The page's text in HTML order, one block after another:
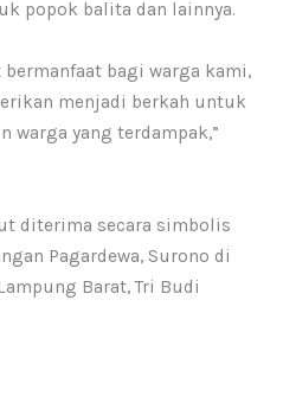
popok balita dan lainnya.
bagi warga kami,
menjadi berkah untuk
warga yang terdampak,”
diterima secara simbolis
Pagardewa, Surono di
Barat, Tri Budi